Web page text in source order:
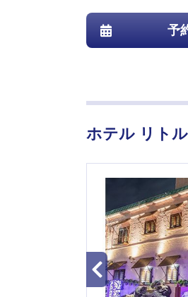
予
ホテル リト